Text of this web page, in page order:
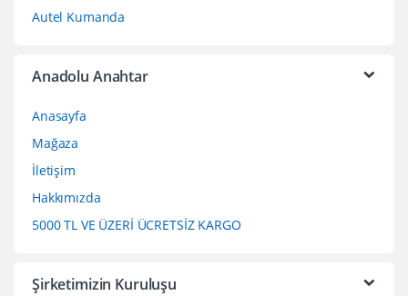
Autel Kumanda
Anadolu Anahtar
Anasayfa
Mağaza
İletişim
Hakkımızda
5000 TL VE ÜZERİ ÜCRETSİZ KARGO
Şirketimizin Kuruluşu